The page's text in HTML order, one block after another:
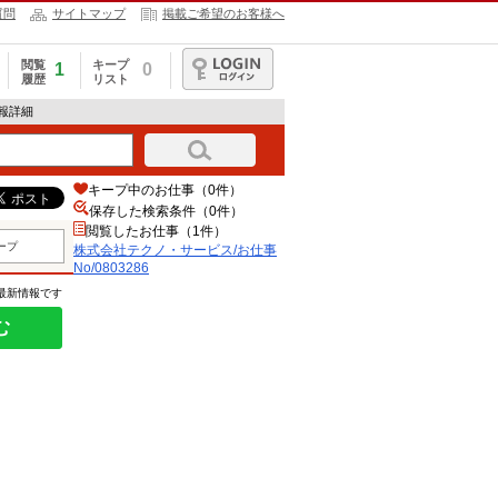
問 サイトマップ 掲載ご希望のお客様へ
閲覧
履歴
1
キープ
リスト
0
ログイン
詳細
プ
新情報です
キープ中のお仕事（0件）
保存した検索条件（0件）
閲覧したお仕事（1件）
株式会社テクノ・サービス/お仕事
No/0803286